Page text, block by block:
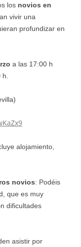
los novios en
vivir una
profundizar en
a las 17:00 h
alojamiento,
novios: Podéis
que es muy
dificultades
asistir por